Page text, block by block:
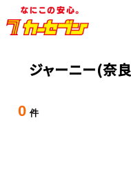
ジャーニー(奈
0 件